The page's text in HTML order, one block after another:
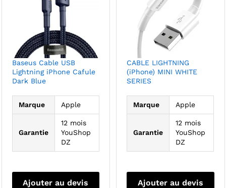
Baseus Cable USB
Lightning iPhone Cafule
Dark Blue
Marque Apple
Garantie
12 mois
YouShop
DZ
Ajouter au devis
CABLE LIGHTNING
(iPhone) MINI WHITE
SERIES
Marque Apple
Garantie
12 mois
YouShop
DZ
Ajouter au devis